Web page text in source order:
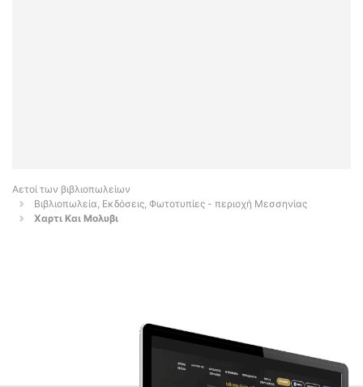
Αετοί των βιβλιοπωλείων
Βιβλιοπωλεία, Εκδόσεις, Φωτοτυπίες - περιοχή Μεσσηνίας
Χαρτι Και Μολυβι